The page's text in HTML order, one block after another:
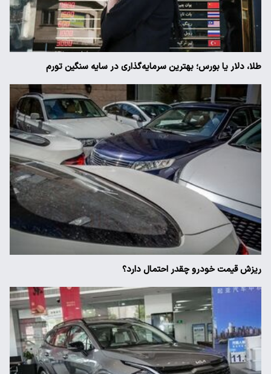
طلا، دلار یا بورس؛ بهترین سرمایه‌گذاری در سایه سنگین تورم
ریزش قیمت خودرو چقدر احتمال دارد؟